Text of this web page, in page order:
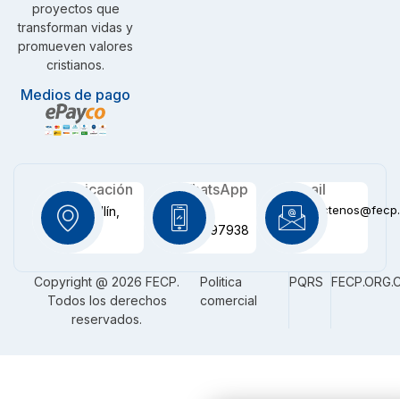
proyectos que
transforman vidas y
promueven valores
cristianos.
Medios de pago
Ubicación
Medellín,
CO
WhatsApp
+57
3116097938
Email
Copyright @ 2026 FECP.
Todos los derechos
reservados.
Politica
comercial
PQRS